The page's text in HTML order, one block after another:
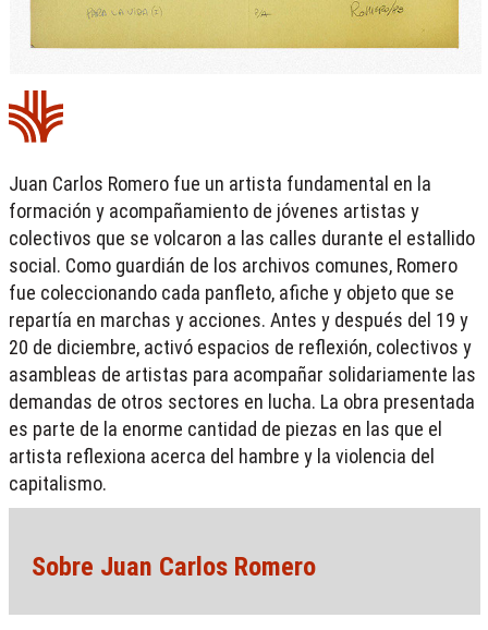
Juan Carlos Romero fue un artista fundamental en la
formación y acompañamiento de jóvenes artistas y
colectivos que se volcaron a las calles durante el estallido
social. Como guardián de los archivos comunes, Romero
fue coleccionando cada panfleto, afiche y objeto que se
repartía en marchas y acciones. Antes y después del 19 y
20 de diciembre, activó espacios de reflexión, colectivos y
asambleas de artistas para acompañar solidariamente las
demandas de otros sectores en lucha. La obra presentada
es parte de la enorme cantidad de piezas en las que el
artista reflexiona acerca del hambre y la violencia del
capitalismo.
Sobre Juan Carlos Romero